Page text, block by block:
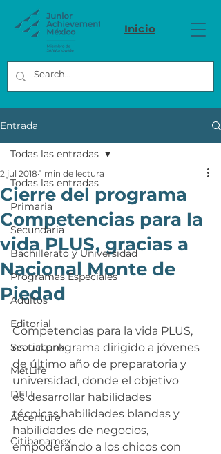
Inicio
Entrada
Todas las entradas
Primaria
Secundaria
Bachillerato y Universidad
Programas Especiales
Adultos
Editorial
Scotiabank
MetLife
DELL
Accenture
Citibanamex
Todas las entradas
Cierre del programa
Competencias para la
vida PLUS, gracias a
Nacional Monte de
Piedad
2 jul 2018 1 min de lectura
Competencias para la vida PLUS,
es un programa dirigido a jóvenes
de último año de preparatoria y
universidad, donde el objetivo
es desarrollar habilidades
técnicas,habilidades blandas y
habilidades de negocios,
empoderando a los chicos con